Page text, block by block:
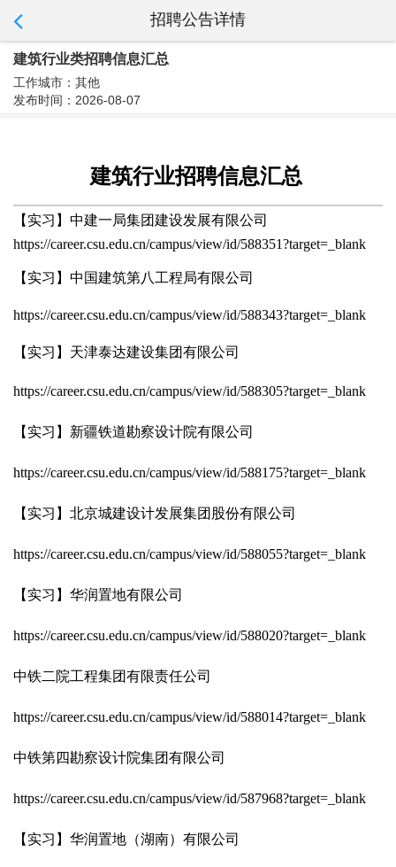
招聘公告详情
建筑行业类招聘信息汇总
工作城市：其他
发布时间：2026-08-07
建筑行业招聘信息汇总
【实习】 中建一局集团建设发展有限公司
https://career.csu.edu.cn/campus/view/id/588351?target=_blank
【实习】中国建筑第八工程局有限公司
https://career.csu.edu.cn/campus/view/id/588343?target=_blank
【实习】天津泰达建设集团有限公司
https://career.csu.edu.cn/campus/view/id/588305?target=_blank
【实习】新疆铁道勘察设计院有限公司
https://career.csu.edu.cn/campus/view/id/588175?target=_blank
【实习】北京城建设计发展集团股份有限公司
https://career.csu.edu.cn/campus/view/id/588055?target=_blank
【实习】华润置地有限公司
https://career.csu.edu.cn/campus/view/id/588020?target=_blank
中铁二院工程集团有限责任公司
https://career.csu.edu.cn/campus/view/id/588014?target=_blank
中铁第四勘察设计院集团有限公司
https://career.csu.edu.cn/campus/view/id/587968?target=_blank
【实习】华润置地（湖南）有限公司